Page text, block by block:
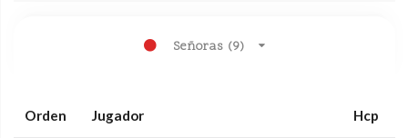
Señoras (9)
Orden Jugador Hcp